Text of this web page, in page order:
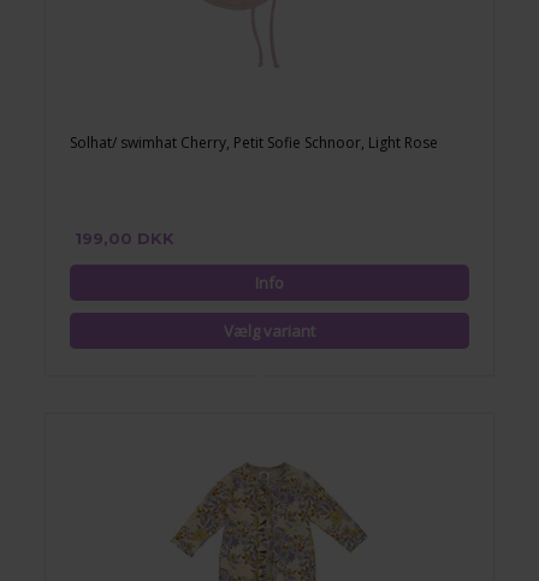
Solhat/ swimhat Cherry, Petit Sofie Schnoor, Light Rose
199,00 DKK